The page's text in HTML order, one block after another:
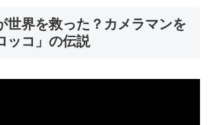
世界を救った？カメラマンを
ッコ」の伝説